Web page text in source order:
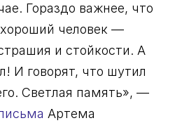
Гораздо важнее, что
человек —
и стойкости. А
И говорят, что шутил
Светлая память», —
Артема